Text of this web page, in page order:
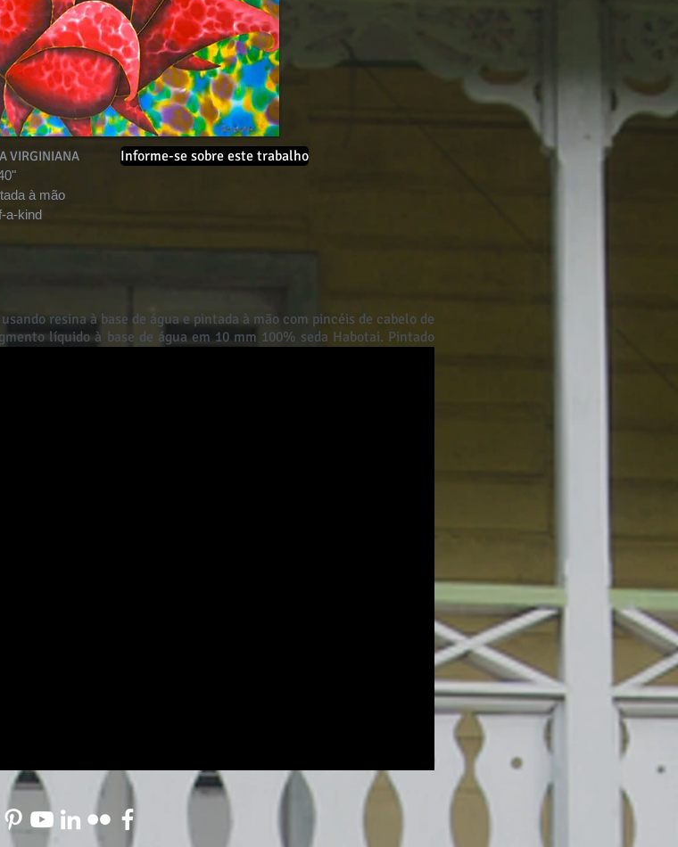
VIRGINIANA
à mão
a-kind
Informe-se sobre este trabalho
resina à base de água e pintada à mão com pincéis de cabelo de
líquido à base de água em 10 mm 100% seda Habotai. Pintado